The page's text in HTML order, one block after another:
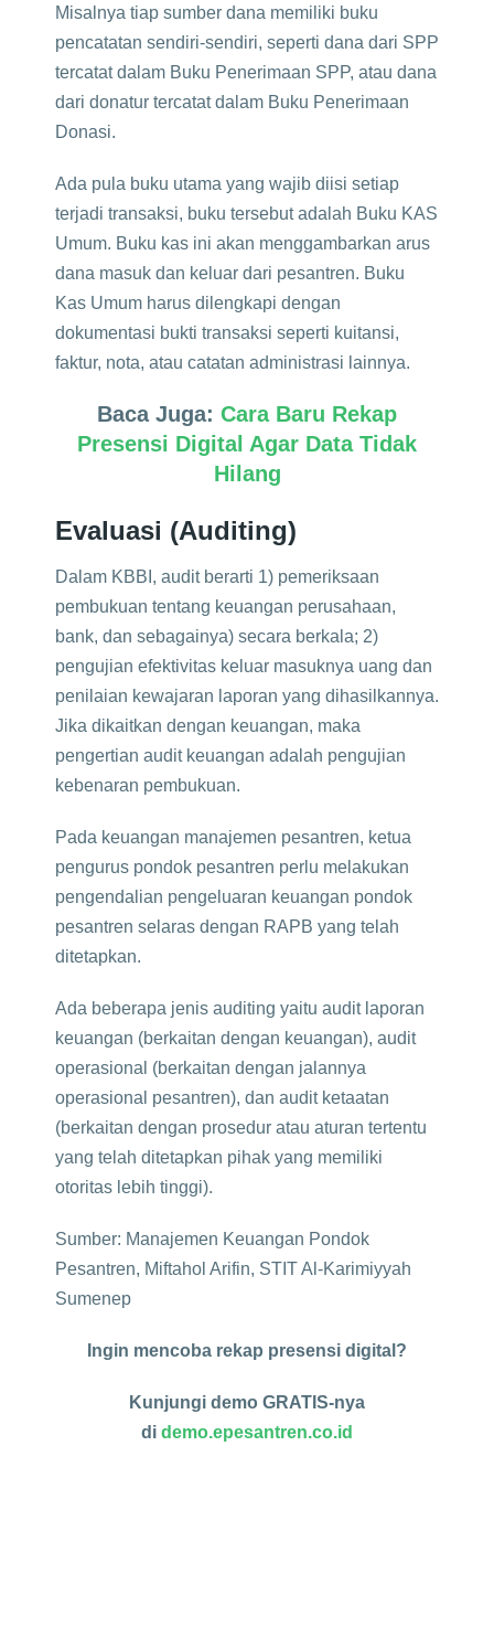
Misalnya tiap sumber dana memiliki buku
pencatatan sendiri-sendiri, seperti dana dari SPP
tercatat dalam Buku Penerimaan SPP, atau dana
dari donatur tercatat dalam Buku Penerimaan
Donasi.
Ada pula buku utama yang wajib diisi setiap
terjadi transaksi, buku tersebut adalah Buku KAS
Umum. Buku kas ini akan menggambarkan arus
dana masuk dan keluar dari pesantren. Buku
Kas Umum harus dilengkapi dengan
dokumentasi bukti transaksi seperti kuitansi,
faktur, nota, atau catatan administrasi lainnya.
Baca Juga: Cara Baru Rekap
Presensi Digital Agar Data Tidak
Hilang
Evaluasi (Auditing)
Dalam KBBI, audit berarti 1) pemeriksaan
pembukuan tentang keuangan perusahaan,
bank, dan sebagainya) secara berkala; 2)
pengujian efektivitas keluar masuknya uang dan
penilaian kewajaran laporan yang dihasilkannya.
Jika dikaitkan dengan keuangan, maka
pengertian audit keuangan adalah pengujian
kebenaran pembukuan.
Pada keuangan manajemen pesantren, ketua
pengurus pondok pesantren perlu melakukan
pengendalian pengeluaran keuangan pondok
pesantren selaras dengan RAPB yang telah
ditetapkan.
Ada beberapa jenis auditing yaitu audit laporan
keuangan (berkaitan dengan keuangan), audit
operasional (berkaitan dengan jalannya
operasional pesantren), dan audit ketaatan
(berkaitan dengan prosedur atau aturan tertentu
yang telah ditetapkan pihak yang memiliki
otoritas lebih tinggi).
Sumber: Manajemen Keuangan Pondok
Pesantren, Miftahol Arifin, STIT Al-Karimiyyah
Sumenep
Ingin mencoba rekap presensi digital?
Kunjungi demo GRATIS-nya
di demo.epesantren.co.id